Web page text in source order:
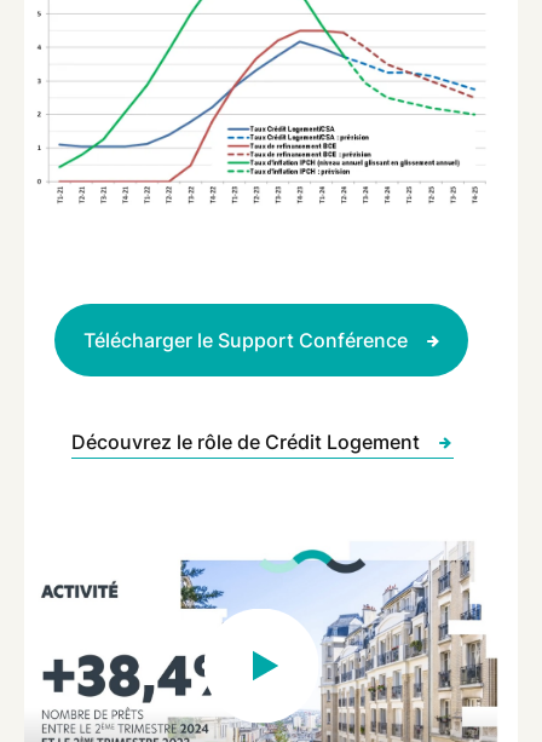
Télécharger le Support Conférence
Découvrez le rôle de Crédit Logement